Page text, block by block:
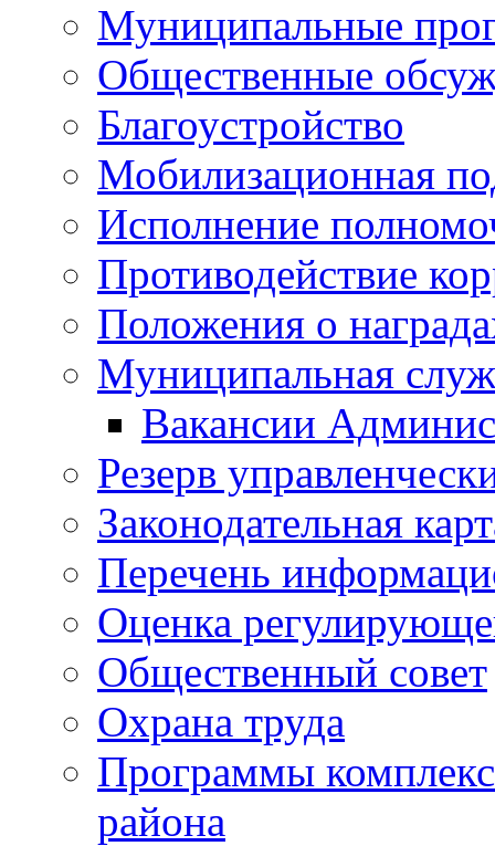
Муниципальные
Общественные
Благоустройство
Мобилизационная
Исполнение
Противодействие
Положения о
Муниципальная
Вакансии
Резерв
Законодательная
Перечень
Оценка
Общественный совет
Охрана труда
Программы
района